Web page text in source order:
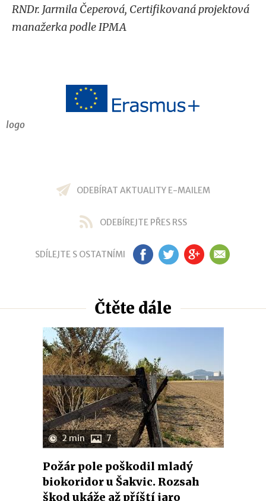
RNDr. Jarmila Čeperová, Certifikovaná projektová
manažerka podle IPMA
logo
ODEBÍRAT AKTUALITY E-MAILEM
ODEBÍREJTE PŘES RSS
SDÍLEJTE S OSTATNÍMI FB TW GP EM
Čtěte dále
2 min 7
Požár pole poškodil mladý
biokoridor u Šakvic. Rozsah
škod ukáže až příští jaro